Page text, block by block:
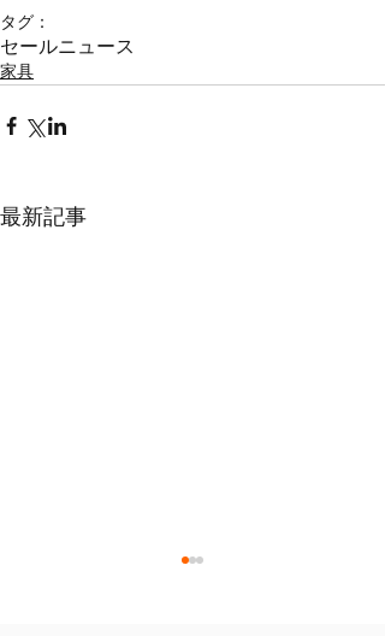
タグ：
セールニュース
家具
最新記事